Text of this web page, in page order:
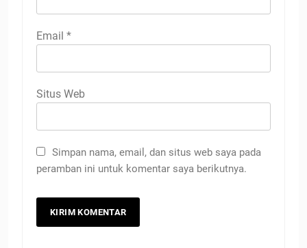
Email *
Situs Web
Simpan nama, email, dan situs web saya pada
peramban ini untuk komentar saya berikutnya.